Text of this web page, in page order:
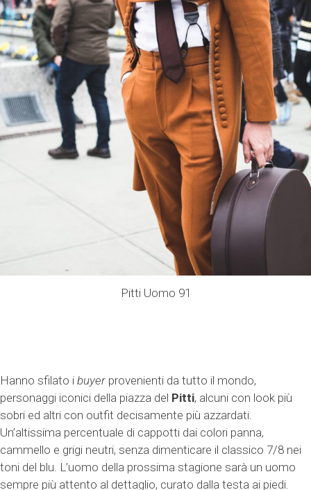
Pitti Uomo 91
Hanno sfilato i buyer provenienti da tutto il mondo,
personaggi iconici della piazza del Pitti, alcuni con look più
sobri ed altri con outfit decisamente più azzardati.
Un’altissima percentuale di cappotti dai colori panna,
cammello e grigi neutri, senza dimenticare il classico 7/8 nei
toni del blu. L’uomo della prossima stagione sarà un uomo
sempre più attento al dettaglio, curato dalla testa ai piedi.